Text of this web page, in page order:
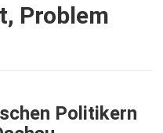
Problem
Politikern